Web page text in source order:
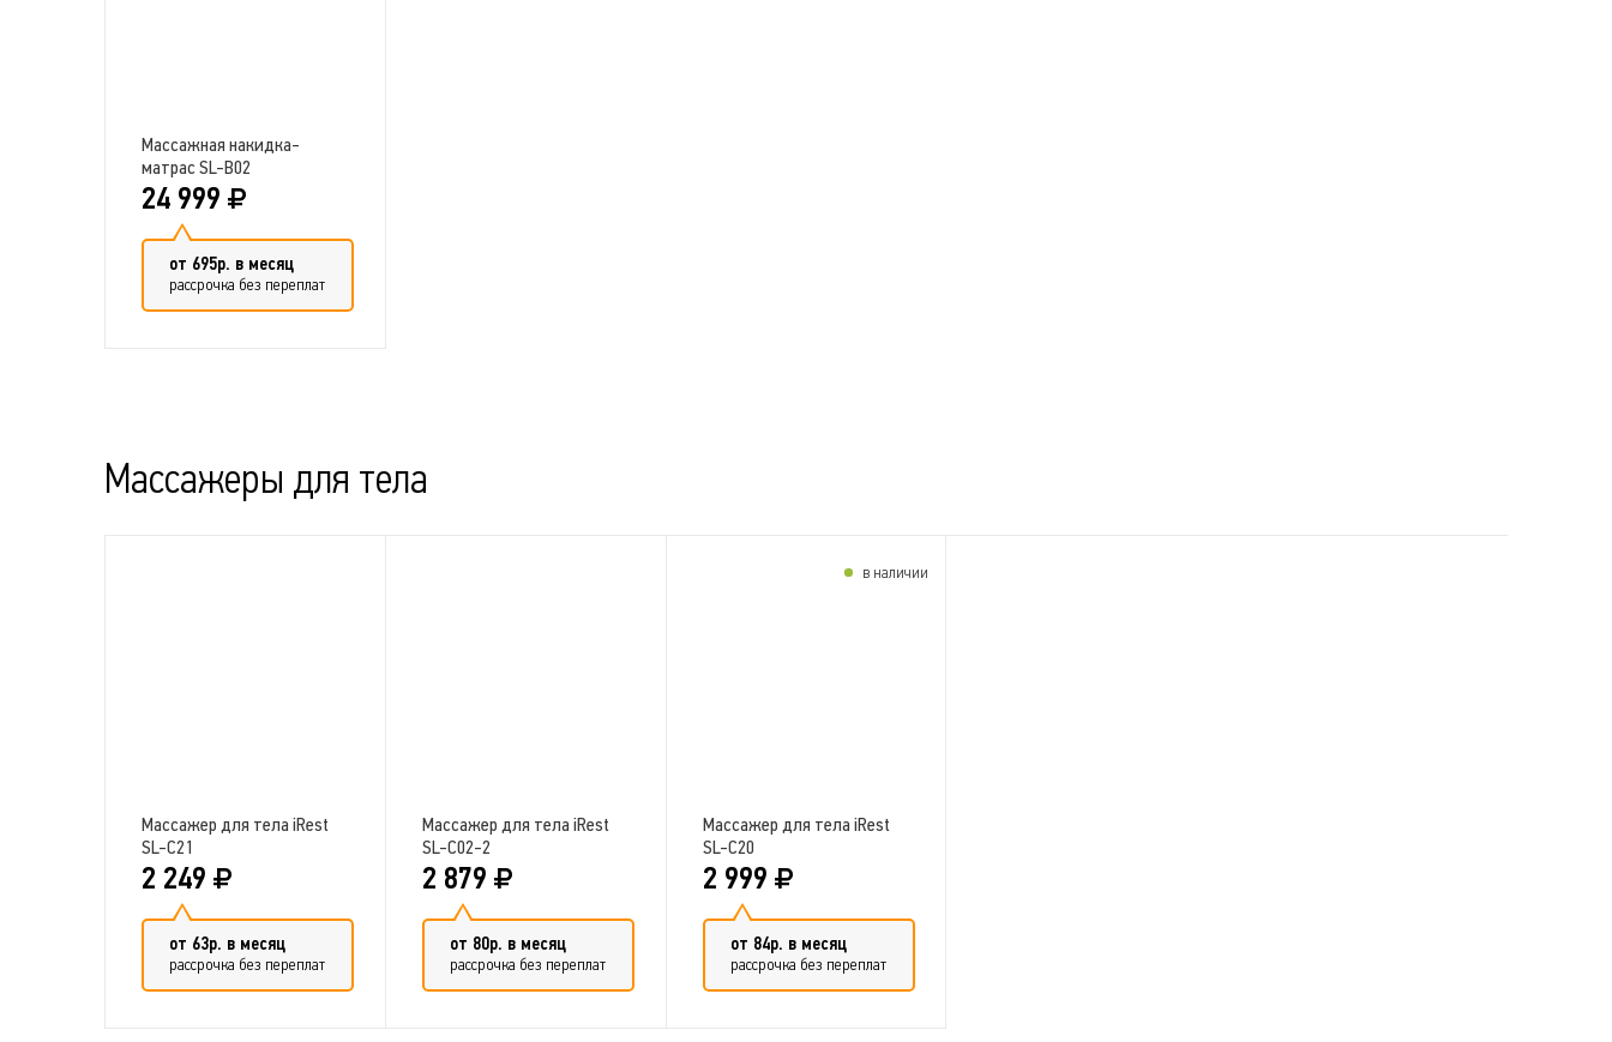
Массажная накидка-
матрас SL-B02
24 999
от 695р. в месяц
рассрочка без переплат
Массажеры для тела
Массажер для тела iRest
SL-C21
2 249
от 63р. в месяц
рассрочка без переплат
Массажер для тела iRest
SL-C02-2
2 879
от 80р. в месяц
рассрочка без переплат
Массажер для тела iRest
SL-C20
2 999
от 84р. в месяц
рассрочка без переплат
в наличии